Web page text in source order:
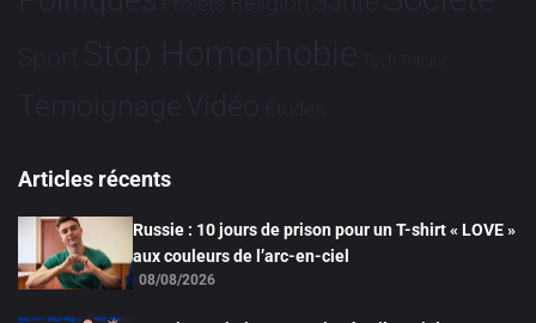
Sport Stop Homophobie Tech Tribune
TémoignageVidéo Études
Articles récents
Russie : 10 jours de prison pour un T-shirt « LOVE »
aux couleurs de l’arc-en-ciel
08/08/2026